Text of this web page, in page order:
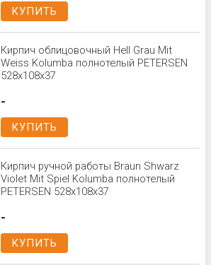
КУПИТЬ
Кирпич облицовочный Hell Grau Mit
Weiss Kolumba полнотелый PETERSEN
528x108x37
-
КУПИТЬ
Кирпич ручной работы Braun Shwarz
Violet Mit Spiel Kolumba полнотелый
PETERSEN 528x108x37
-
КУПИТЬ